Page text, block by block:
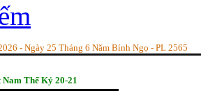
- Ngày 25 Tháng 6 Năm Bính Ngọ - PL 2565
Thế Kỷ 20-21